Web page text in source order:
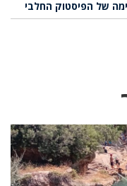
של הפיסטוק החלבי